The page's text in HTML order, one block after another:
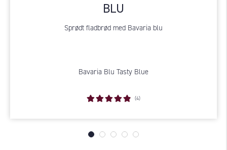
BLU
Sprødt fladbrød med Bavaria blu
Bavaria Blu Tasty Blue
(4)